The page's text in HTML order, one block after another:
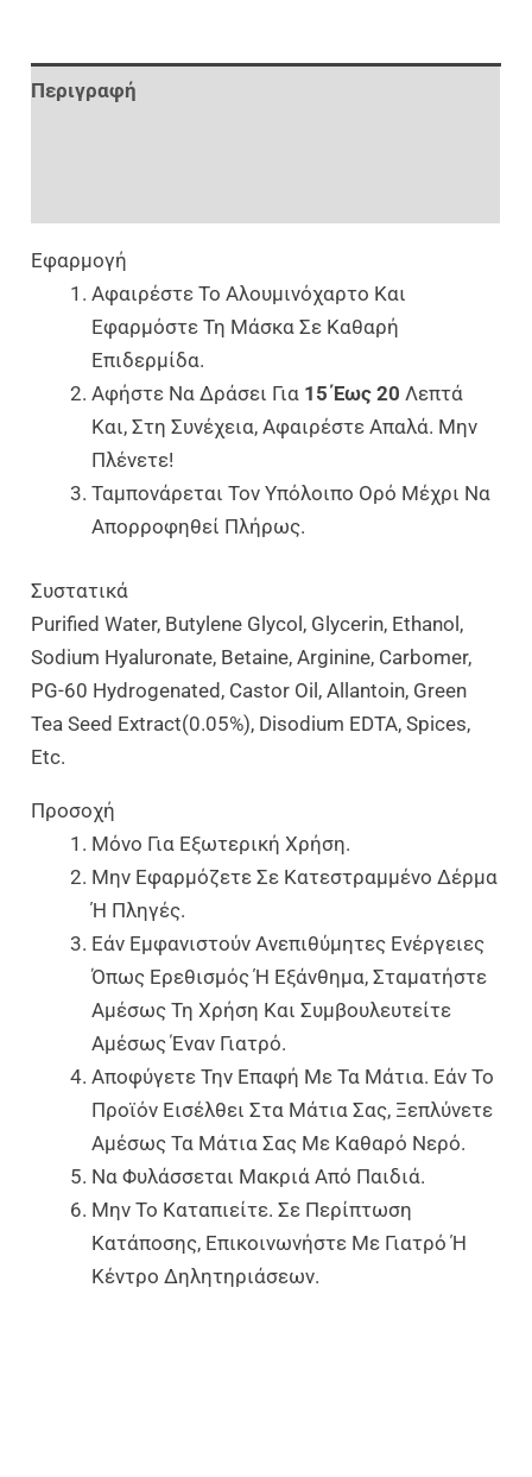
Περιγραφή
Εφαρμογή
Αφαιρέστε Το Αλουμινόχαρτο Και
Εφαρμόστε Τη Μάσκα Σε Καθαρή
Επιδερμίδα.
Αφήστε Να Δράσει Για 15 Έως 20 Λεπτά
Και, Στη Συνέχεια, Αφαιρέστε Απαλά. Μην
Πλένετε!
Ταμπονάρεται Τον Υπόλοιπο Ορό Μέχρι Να
Απορροφηθεί Πλήρως.
Συστατικά
Purified Water, Butylene Glycol, Glycerin, Ethanol,
Sodium Hyaluronate, Betaine, Arginine, Carbomer,
PG-60 Hydrogenated, Castor Oil, Allantoin, Green
Tea Seed Extract(0.05%), Disodium EDTA, Spices,
Etc.
Προσοχή
Μόνο Για Εξωτερική Χρήση.
Μην Εφαρμόζετε Σε Κατεστραμμένο Δέρμα
Ή Πληγές.
Εάν Εμφανιστούν Ανεπιθύμητες Ενέργειες
Όπως Ερεθισμός Ή Εξάνθημα, Σταματήστε
Αμέσως Τη Χρήση Και Συμβουλευτείτε
Αμέσως Έναν Γιατρό.
Αποφύγετε Την Επαφή Με Τα Μάτια. Εάν Το
Προϊόν Εισέλθει Στα Μάτια Σας, Ξεπλύνετε
Αμέσως Τα Μάτια Σας Με Καθαρό Νερό.
Να Φυλάσσεται Μακριά Από Παιδιά.
Μην Το Καταπιείτε. Σε Περίπτωση
Κατάποσης, Επικοινωνήστε Με Γιατρό Ή
Κέντρο Δηλητηριάσεων.